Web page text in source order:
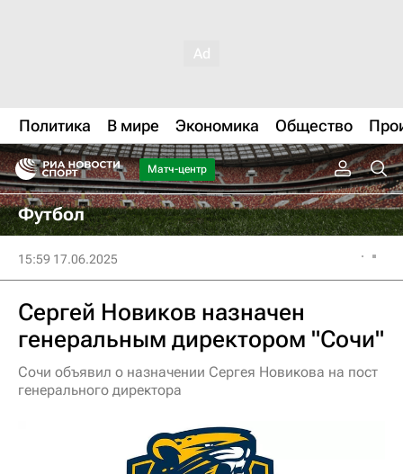
Политика В мире Экономика Общество
Матч-центр
Футбол
15:59 17.06.2025
Сергей Новиков назначен
генеральным директором "Сочи"
Сочи объявил о назначении Сергея Новикова на пост
генерального директора